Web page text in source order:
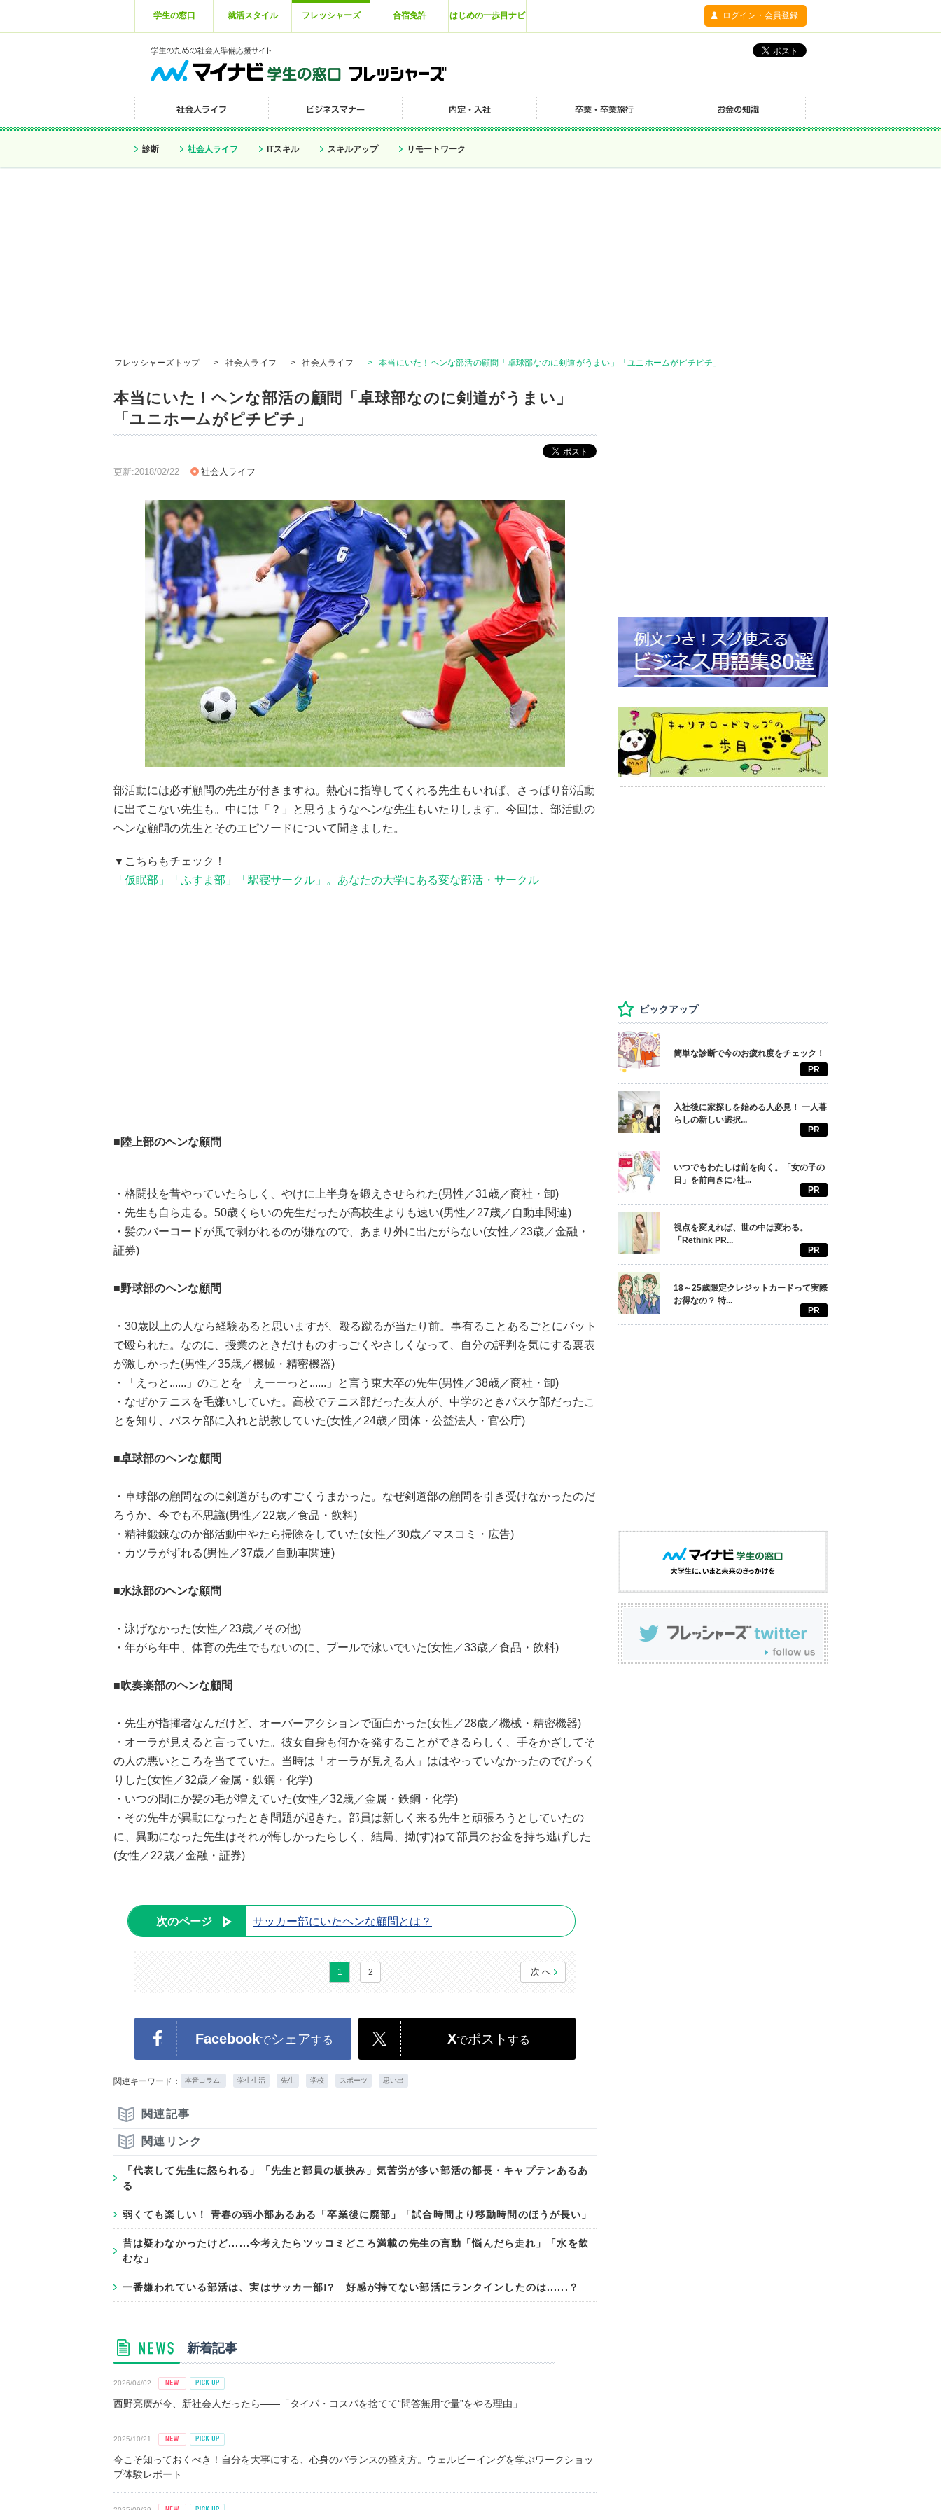
学生の窓口 就活スタイル フレッシャーズ 合宿免許 はじめの一歩目ナビ ログイン・会員登録
診断 社会人ライフ ITスキル スキルアップ リモートワーク
フレッシャーズトップ > 社会人ライフ > 社会人ライフ > 本当にいた！ヘンな部活の顧問「卓球部なのに剣道がうまい」「ユニホームがピチピチ」
本当にいた！ヘンな部活の顧問「卓球部なのに剣道がうまい」
「ユニホームがピチピチ」
更新:2018/02/22 社会人ライフ
部活動には必ず顧問の先生が付きますね。熱心に指導してくれる先生もいれば、さっぱり部活動
に出てこない先生も。中には「？」と思うようなヘンな先生もいたりします。今回は、部活動の
ヘンな顧問の先生とそのエピソードについて聞きました。
▼こちらもチェック！
「仮眠部」「ふすま部」「駅寝サークル」。あなたの大学にある変な部活・サークル
■陸上部のヘンな顧問
・格闘技を昔やっていたらしく、やけに上半身を鍛えさせられた(男性／31歳／商社・卸)
・先生も自ら走る。50歳くらいの先生だったが高校生よりも速い(男性／27歳／自動車関連)
・髪のバーコードが風で剥がれるのが嫌なので、あまり外に出たがらない(女性／23歳／金融・
証券)
■野球部のヘンな顧問
・30歳以上の人なら経験あると思いますが、殴る蹴るが当たり前。事有ることあるごとにバット
で殴られた。なのに、授業のときだけものすっごくやさしくなって、自分の評判を気にする裏表
が激しかった(男性／35歳／機械・精密機器)
・「えっと......」のことを「えーーっと......」と言う東大卒の先生(男性／38歳／商社・卸)
・なぜかテニスを毛嫌いしていた。高校でテニス部だった友人が、中学のときバスケ部だったこ
とを知り、バスケ部に入れと説教していた(女性／24歳／団体・公益法人・官公庁)
■卓球部のヘンな顧問
・卓球部の顧問なのに剣道がものすごくうまかった。なぜ剣道部の顧問を引き受けなかったのだ
ろうか、今でも不思議(男性／22歳／食品・飲料)
・精神鍛錬なのか部活動中やたら掃除をしていた(女性／30歳／マスコミ・広告)
・カツラがずれる(男性／37歳／自動車関連)
■水泳部のヘンな顧問
・泳げなかった(女性／23歳／その他)
・年がら年中、体育の先生でもないのに、プールで泳いでいた(女性／33歳／食品・飲料)
■吹奏楽部のヘンな顧問
・先生が指揮者なんだけど、オーバーアクションで面白かった(女性／28歳／機械・精密機器)
・オーラが見えると言っていた。彼女自身も何かを発することができるらしく、手をかざしてそ
の人の悪いところを当てていた。当時は「オーラが見える人」ははやっていなかったのでびっく
りした(女性／32歳／金属・鉄鋼・化学)
・いつの間にか髪の毛が増えていた(女性／32歳／金属・鉄鋼・化学)
・その先生が異動になったとき問題が起きた。部員は新しく来る先生と頑張ろうとしていたの
に、異動になった先生はそれが悔しかったらしく、結局、拗(す)ねて部員のお金を持ち逃げした
(女性／22歳／金融・証券)
次のページ サッカー部にいたヘンな顧問とは？
1 2 次へ
Facebookでシェアする Xでポスト する
関連キーワード： 本音コラム. 学生生活 先生 学校 スポーツ 思い出
関連記事
関連リンク
「代表して先生に怒られる」「先生と部員の板挟み」気苦労が多い部活の部長・キャプテンあるあ
る
弱くても楽しい！ 青春の弱小部あるある「卒業後に廃部」「試合時間より移動時間のほうが長い」
昔は疑わなかったけど......今考えたらツッコミどころ満載の先生の言動「悩んだら走れ」「水を飲
むな」
一番嫌われている部活は、実はサッカー部!? 好感が持てない部活にランクインしたのは......？
新着記事
2026/04/02
西野亮廣が今、新社会人だったら――「タイパ・コスパを捨てて“問答無用で量”をやる理由」
2025/10/21
今こそ知っておくべき！自分を大事にする、心身のバランスの整え方。ウェルビーイングを学ぶワークショッ
プ体験レポート
ピックアップ
簡単な診断で今のお疲れ度をチェック！
PR
入社後に家探しを始める人必見！ 一人暮
らしの新しい選択...
PR
いつでもわたしは前を向く。「女の子の
日」を前向きに♪社...
PR
視点を変えれば、世の中は変わる。
「Rethink PR...
PR
18～25歳限定クレジットカードって実際
お得なの？ 特...
PR